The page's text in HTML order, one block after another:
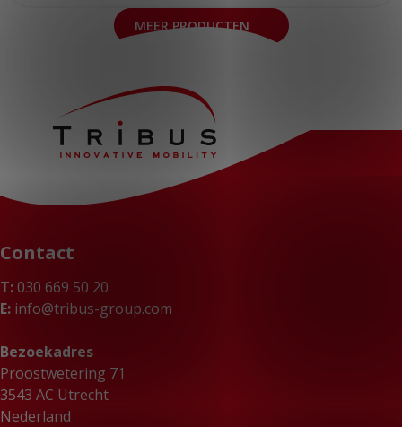
MEER PRODUCTEN
Contact
T: 030 669 50 20
E: info@tribus-group.com
Bezoekadres
Proostwetering 71
3543 AC Utrecht
Nederland